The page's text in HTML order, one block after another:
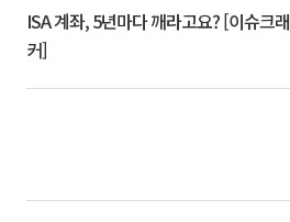
ISA 계좌, 5년마다 깨라고요? [이슈크래
커]